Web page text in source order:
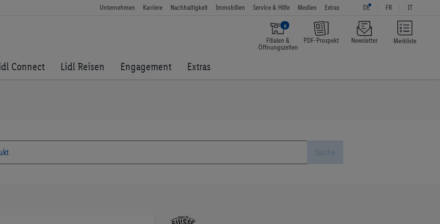
Merkliste
Unternehmen Karriere Nachhaltigkeit Immobilien Service & Hilfe Medien Extras DE FR IT
x
Filialen &
Öffnungszeiten
PDF-Prospekt Newsletter
Connect Lidl Reisen Engagement Extras